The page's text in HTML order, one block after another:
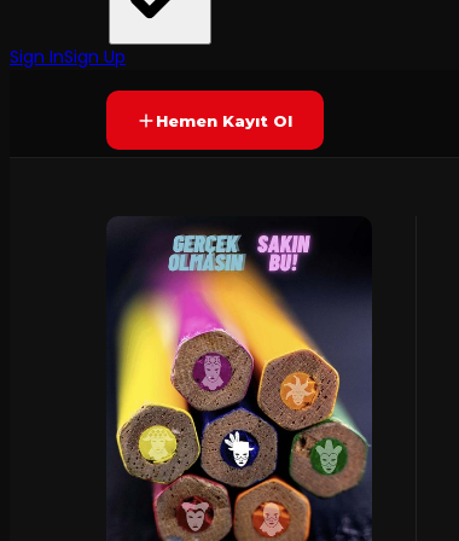
Sign InSign UpYAKINDA Yetersiz oy
Hemen Kayıt Ol